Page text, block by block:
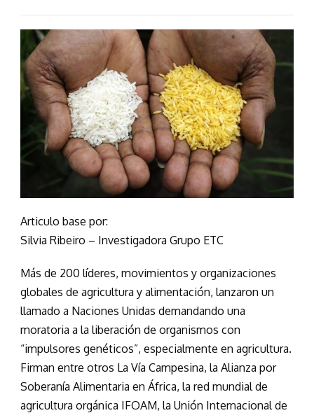
Articulo base por:
Silvia Ribeiro – Investigadora Grupo ETC
Más de 200 líderes, movimientos y organizaciones
globales de agricultura y alimentación, lanzaron un
llamado a Naciones Unidas demandando una
moratoria a la liberación de organismos con
“impulsores genéticos”, especialmente en agricultura.
Firman entre otros La Vía Campesina, la Alianza por
Soberanía Alimentaria en África, la red mundial de
agricultura orgánica IFOAM, la Unión Internacional de